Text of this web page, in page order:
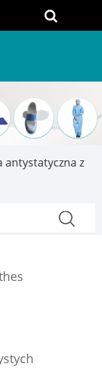
antystatyczna z